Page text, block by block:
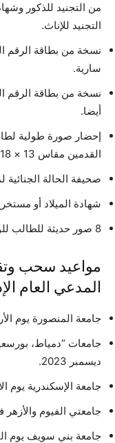
من التجنيد للذكور
التجنيد للإناث.
نسخة من بطاقة الرقم
سارية.
نسخة من بطاقة الرقم
أيضا.
إحضار صورة طولية
القدمين مقاس 13 × 18 سم.
صحيفة الحالة
شهادة الميلاد أو
8 صور حديثة للطالب للوظيفة.
مواعيد سحب
المدعي العام
جامعة المنصورة يوم الأربعاء 27
ديسمبر 2023.
جامعة الإسكندرية يوم الأحد 31 ديسمبر
جامعتي الفيوم والأزهر فرع
جامعة بني سويف يوم الثلاثاء 2